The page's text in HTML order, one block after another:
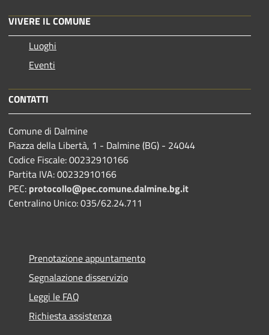
VIVERE IL COMUNE
Luoghi
Eventi
CONTATTI
Comune di Dalmine
Piazza della Libertà, 1 - Dalmine (BG) - 24044
Codice Fiscale: 00232910166
Partita IVA: 00232910166
PEC: protocollo@pec.comune.dalmine.bg.it
Centralino Unico: 035/62.24.711
Prenotazione appuntamento
Segnalazione disservizio
Leggi le FAQ
Richiesta assistenza